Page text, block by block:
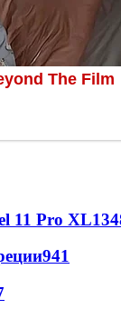
11 Pro XL
941